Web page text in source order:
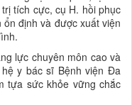
tích cực, cụ H. hồi phục
định và được xuất viện
lực chuyên môn cao và
y bác sĩ Bệnh viện Đa
tựa sức khỏe vững chắc